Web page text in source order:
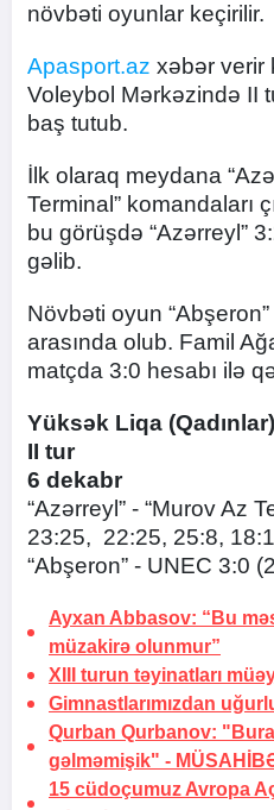
növbəti oyunlar keçirilir.
Apasport.az xəbər verir
Voleybol Mərkəzində II
baş tutub.
İlk olaraq meydana
Terminal” komandaları
bu görüşdə “Azərreyl”
gəlib.
Növbəti oyun
arasında olub. Famil
matçda 3:0 hesabı ilə
Yüksək Liqa (Qadınlar)
II tur
6 dekabr
“Azərreyl” - “Murov Az
23:25, 22:25, 25:8,
“Abşeron” - UNEC 3:0
Ayxan Abbasov: “Bu
müzakirə olunmur”
XIII turun təyinatları
Gimnastlarımızdan
Qurban Qurbanov:
gəlməmişik" -
15 cüdoçumuz Avropa